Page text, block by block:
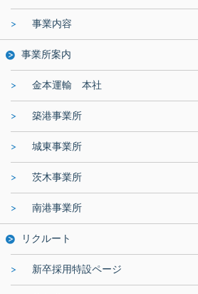
事業内容
事業所案内
金本運輸 本社
築港事業所
城東事業所
茨木事業所
南港事業所
リクルート
新卒採用特設ページ